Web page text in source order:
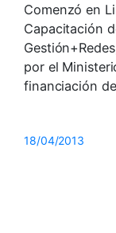
Comenzó en
Capacitación
por el
financiación
18/04/2013